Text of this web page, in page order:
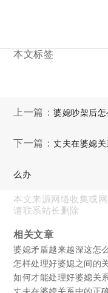
本文标签
上一篇：婆媳吵架后
下一篇：丈夫在婆媳
么办
本文来源网络收集或
请联系站长删除
相关文章
婆媳矛盾越来越深这怎
怎样处理好婆媳之间
如何才能处理好婆媳关